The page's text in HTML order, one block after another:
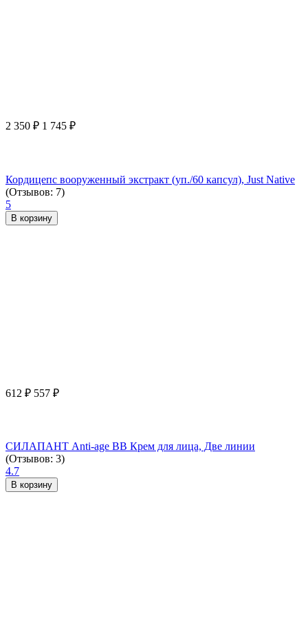
2 350 ₽ 1 745 ₽
Кордицепс вооруженный экстракт (уп./60 капсул), Just Native
(Отзывов: 7)
5
В корзину
612 ₽ 557 ₽
СИЛАПАНТ Anti-age ВВ Крем для лица, Две линии
(Отзывов: 3)
4.7
В корзину